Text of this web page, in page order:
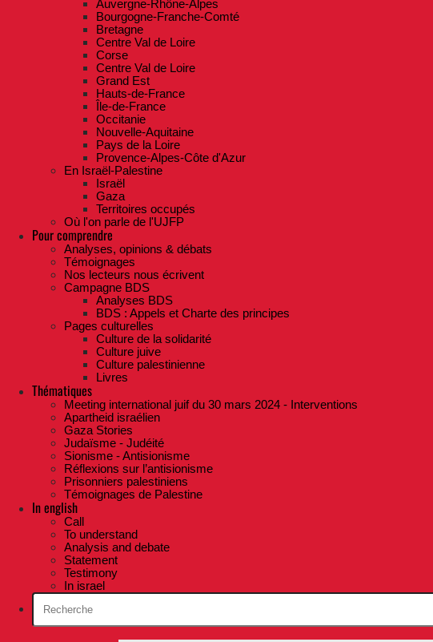
Auvergne-Rhône-Alpes
Bourgogne-Franche-Comté
Bretagne
Centre Val de Loire
Corse
Centre Val de Loire
Grand Est
Hauts-de-France
Île-de-France
Occitanie
Nouvelle-Aquitaine
Pays de la Loire
Provence-Alpes-Côte d'Azur
En Israël-Palestine
Israël
Gaza
Territoires occupés
Où l'on parle de l'UJFP
Pour comprendre
Analyses, opinions & débats
Témoignages
Nos lecteurs nous écrivent
Campagne BDS
Analyses BDS
BDS : Appels et Charte des principes
Pages culturelles
Culture de la solidarité
Culture juive
Culture palestinienne
Livres
Thématiques
Meeting international juif du 30 mars 2024 - Interventions
Apartheid israélien
Gaza Stories
Judaïsme - Judéité
Sionisme - Antisionisme
Réflexions sur l’antisionisme
Prisonniers palestiniens
Témoignages de Palestine
In english
Call
To understand
Analysis and debate
Statement
Testimony
In israel